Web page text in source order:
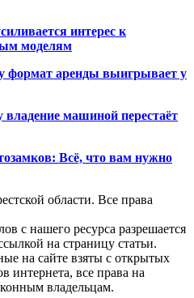
интерес к
моделям
формат аренды выигрывает у
машиной перестаёт
Всё, что вам нужно
области. Все права
с нашего ресурса разрешается
на страницу статьи.
на сайте взяты с открытых
интернета, все права на
владельцам.